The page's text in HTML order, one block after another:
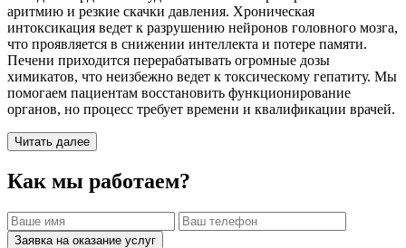
аритмию и резкие скачки давления. Хроническая
интоксикация ведет к разрушению нейронов головного мозга,
что проявляется в снижении интеллекта и потере памяти.
Печени приходится перерабатывать огромные дозы
химикатов, что неизбежно ведет к токсическому гепатиту. Мы
помогаем пациентам восстановить функционирование
органов, но процесс требует времени и квалификации врачей.
Читать далее
Как мы работаем?
Заявка на оказание услуг